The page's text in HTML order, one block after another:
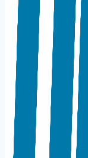
UBER FM
MAKİNESİ
Stok Kodu:
Laminasyon
Makinesi
Sıcak ve soğuk
laminasyon
Taşıma kayışı
kalınlığa kadar
özelliği 2 YIL